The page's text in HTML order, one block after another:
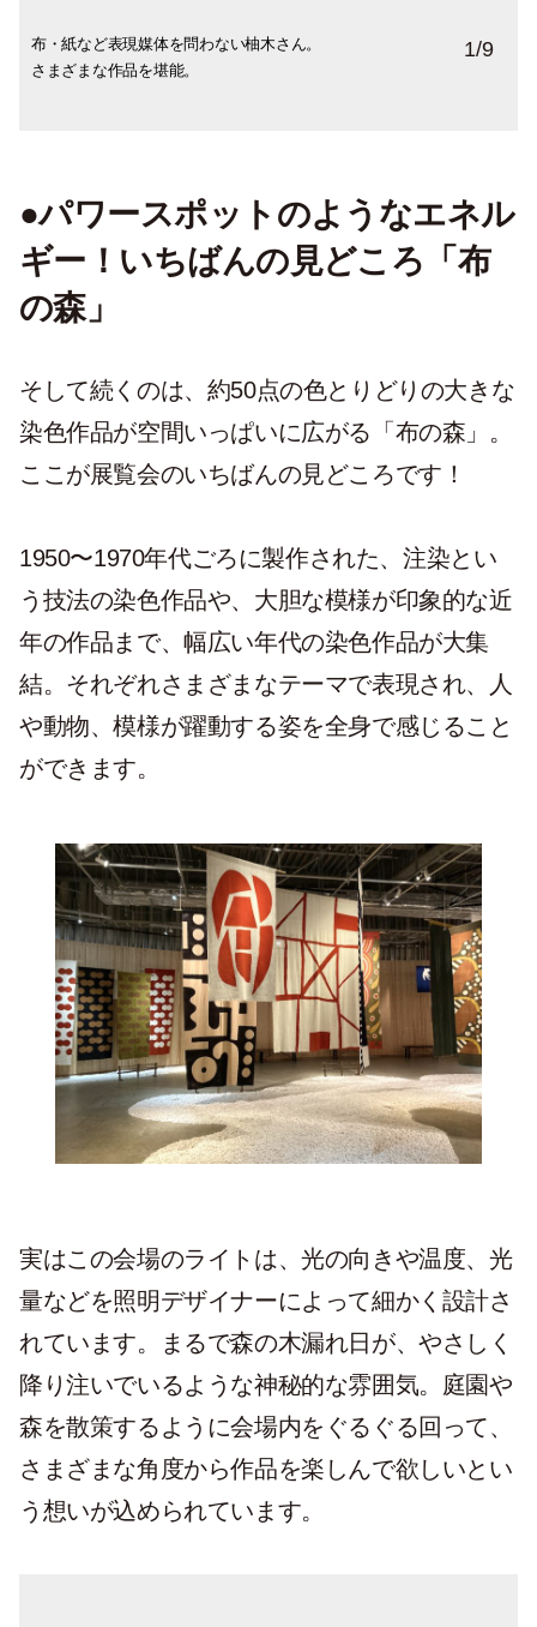
布・紙など表現媒体を問わない柚木さん。
さまざまな作品を堪能。
光原社や日本民藝館のポスター
絵本『トコとぐーぐーとキキ』に登場する
町の人々を立体的に再現した人形。約40点
柚木さんのお家の一部を、並行移動してき
たかのようなコーナー。
キャビネットの寸法も再現し、中身もそっ
くりそのまま！
旅で買い集めたという柚木さんの宝物た
ち。
1/9
●パワースポットのようなエネル
ギー！いちばんの見どころ「布
の森」
そして続くのは、約50点の色とりどりの大きな
染色作品が空間いっぱいに広がる「布の森」。
ここが展覧会のいちばんの見どころです！
1950〜1970年代ごろに製作された、注染とい
う技法の染色作品や、大胆な模様が印象的な近
年の作品まで、幅広い年代の染色作品が大集
結。それぞれさまざまなテーマで表現され、人
や動物、模様が躍動する姿を全身で感じること
ができます。
実はこの会場のライトは、光の向きや温度、光
量などを照明デザイナーによって細かく設計さ
れています。まるで森の木漏れ日が、やさしく
降り注いでいるような神秘的な雰囲気。庭園や
森を散策するように会場内をぐるぐる回って、
さまざまな角度から作品を楽しんで欲しいとい
う想いが込められています。